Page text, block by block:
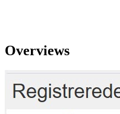
Overviews